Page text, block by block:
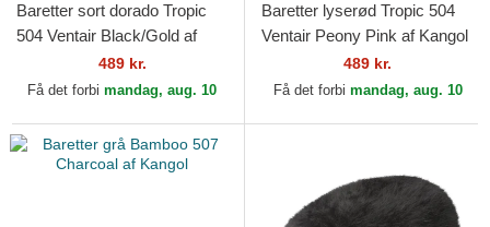
Baretter sort dorado Tropic
504 Ventair Black/Gold af
489 kr.
Få det forbi mandag, aug. 10
Baretter lyserød Tropic 504
Ventair Peony Pink af Kangol
489 kr.
Få det forbi mandag, aug. 10